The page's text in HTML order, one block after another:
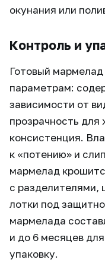
окунания или
Контроль и
Готовый
параметрам:
зависимости от
прозрачность
консистенция.
к «потению» и
мармелад
с разделителями,
лотки под
мармелада
и до 6 месяцев
упаковку.